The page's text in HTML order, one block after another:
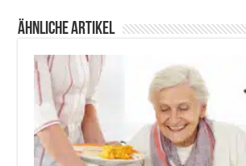
Ähnliche Artikel